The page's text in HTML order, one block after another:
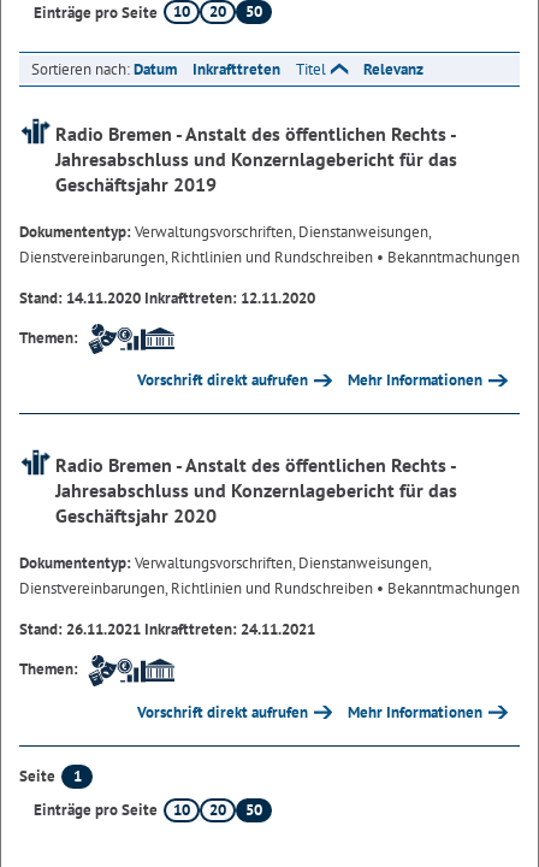
Einträge pro Seite
10 20 50
Sortieren nach:Datum Inkrafttreten Titel Relevanz
Radio Bremen - Anstalt des öffentlichen Rechts -
Jahresabschluss und Konzernlagebericht für das
Geschäftsjahr 2019
Dokumententyp:Verwaltungsvorschriften, Dienstanweisungen,
Dienstvereinbarungen, Richtlinien und Rundschreiben • Bekanntmachungen
Stand: 14.11.2020 Inkrafttreten: 12.11.2020
Themen:
Vorschrift direkt aufrufen Mehr Informationen
Radio Bremen - Anstalt des öffentlichen Rechts -
Jahresabschluss und Konzernlagebericht für das
Geschäftsjahr 2020
Dokumententyp:Verwaltungsvorschriften, Dienstanweisungen,
Dienstvereinbarungen, Richtlinien und Rundschreiben • Bekanntmachungen
Stand: 26.11.2021 Inkrafttreten: 24.11.2021
Themen:
Vorschrift direkt aufrufen Mehr Informationen
Seite
1
Einträge pro Seite
10 20 50